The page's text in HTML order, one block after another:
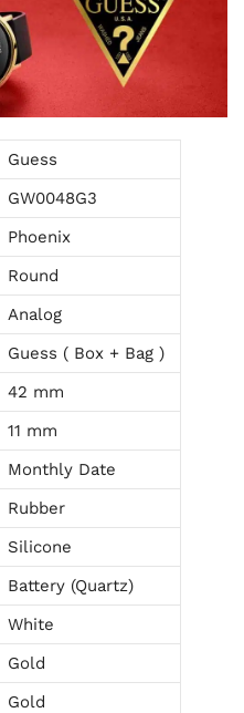
Guess
GW0048G3
Phoenix
Round
Analog
Guess ( Box + Bag )
42 mm
11 mm
Monthly Date
Rubber
Silicone
Battery (Quartz)
White
Gold
Gold